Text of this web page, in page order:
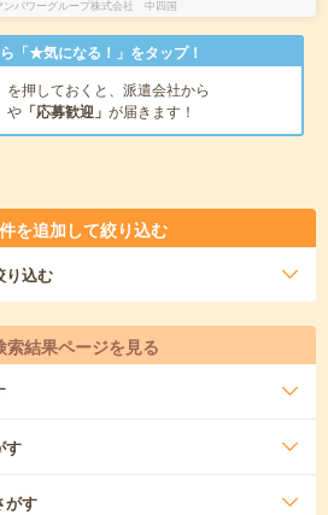
ンパワーグループ株式会社 中四国
「★気になる！」をタップ！
を押しておくと、派遣会社から
や 「応募歓迎」 が届きます！
を追加して絞り込む
り込む
索結果ページを見る
す
がす